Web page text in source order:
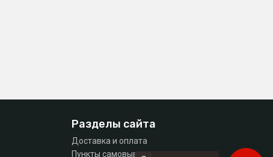
Разделы сайта
Доставка и оплата
Пункты самовывоза